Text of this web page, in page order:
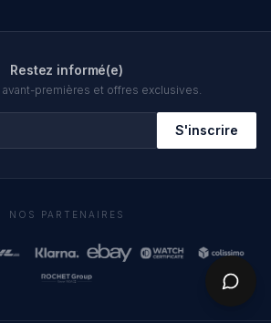
Restez informé(e)
avant-premières et offres exclusives.
S'inscrire
NOS PARTENAIRES